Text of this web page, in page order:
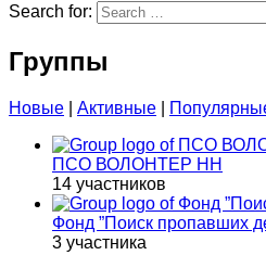
Search for:
Группы
Новые Активные
ПСО ВОЛОНТЕР НН
14 участников
Фонд ”Поиск пропавших
3 участника